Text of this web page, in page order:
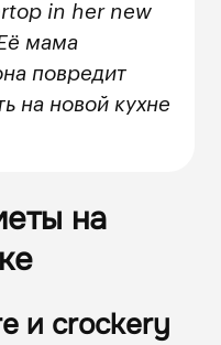
in her new
мама
повредит
на новой кухне
на
и crockery